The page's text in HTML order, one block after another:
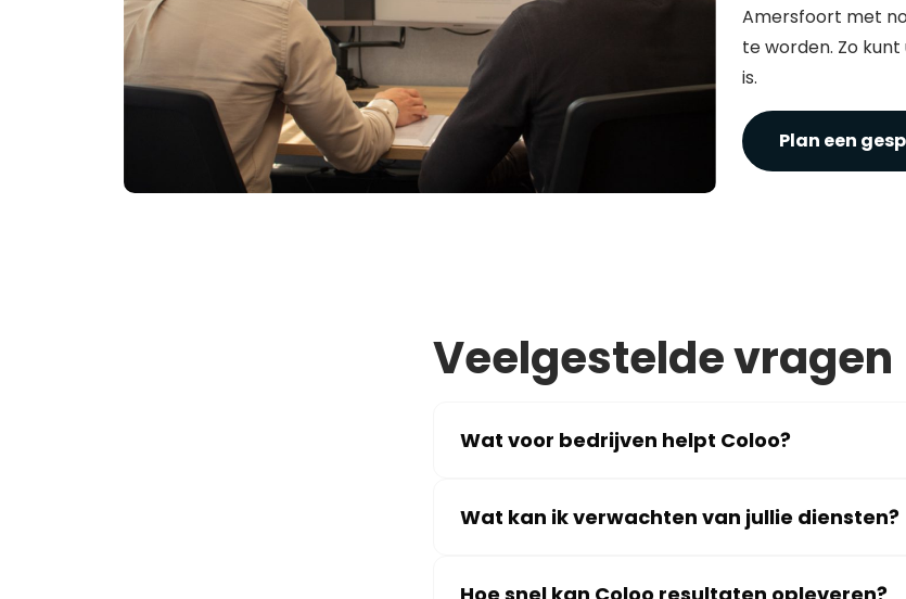
Amersfoort met
te worden. Zo
is.
Plan een
Veelgestelde vragen
Wat voor bedrijven helpt Coloo?
Wat kan ik verwachten van jullie diensten?